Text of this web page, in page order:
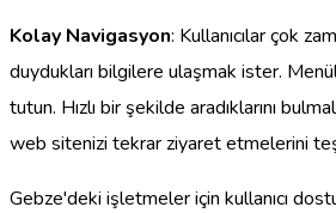
Kolay Navigasyon: Kullanıcılar çok
duydukları bilgilere ulaşmak ister.
tutun. Hızlı bir şekilde aradıklarını
web sitenizi tekrar ziyaret etmelerini
Gebze'deki işletmeler için kullanıcı